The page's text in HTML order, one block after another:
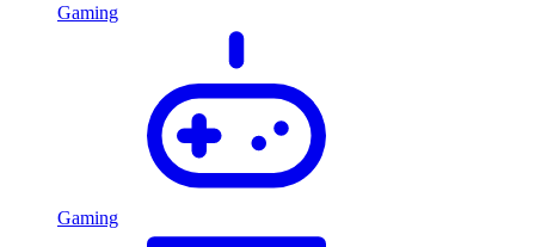
Gaming
Gaming